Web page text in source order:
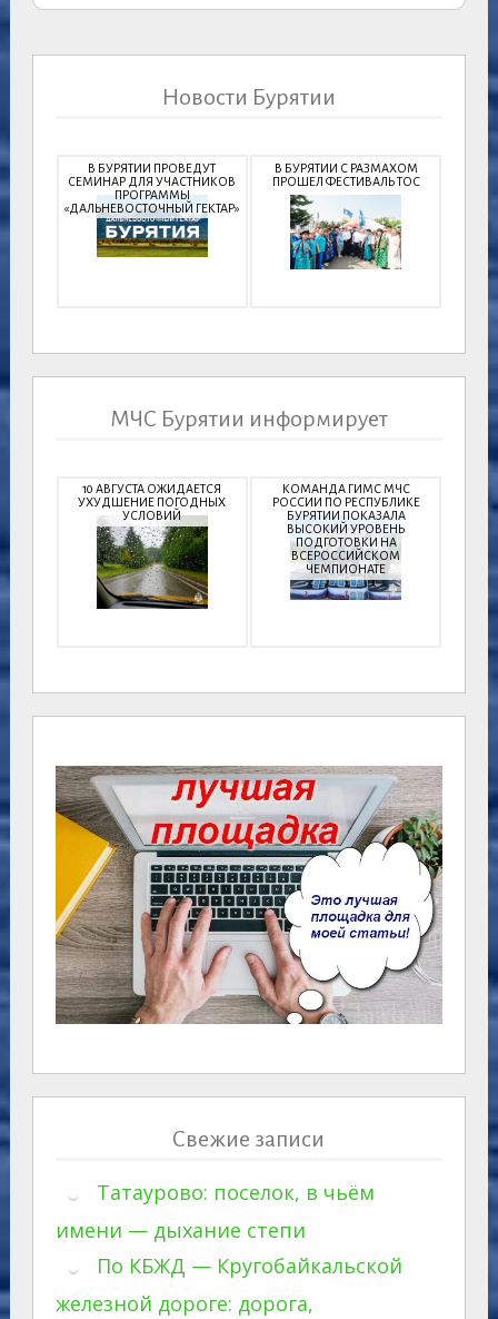
Новости Бурятии
В БУРЯТИИ ПРОВЕДУТ
СЕМИНАР ДЛЯ УЧАСТНИКОВ
ПРОГРАММЫ
«ДАЛЬНЕВОСТОЧНЫЙ ГЕКТАР»
В БУРЯТИИ С РАЗМАХОМ
ПРОШЕЛ ФЕСТИВАЛЬ ТОС
МЧС Бурятии информирует
10 АВГУСТА ОЖИДАЕТСЯ
УХУДШЕНИЕ ПОГОДНЫХ
УСЛОВИЙ
КОМАНДА ГИМС МЧС
РОССИИ ПО РЕСПУБЛИКЕ
БУРЯТИИ ПОКАЗАЛА
ВЫСОКИЙ УРОВЕНЬ
ПОДГОТОВКИ НА
ВСЕРОССИЙСКОМ
ЧЕМПИОНАТЕ
Свежие записи
Татаурово: поселок, в чьём
имени — дыхание степи
По КБЖД — Кругобайкальской
железной дороге: дорога,